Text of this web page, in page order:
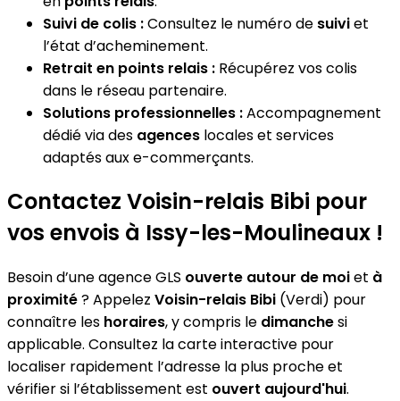
Suivi de colis :Consultez le numéro de suiviet
l’état d’acheminement.
Retrait en points relais : Récupérez vos colis
dans le réseau partenaire.
Solutions professionnelles :Accompagnement
dédié via des agences locales et services
adaptés aux e-commerçants.
Contactez Voisin-relais Bibi pour
vos envois à Issy-les-Moulineaux !
Besoin d’une agence GLS ouverte autour de moiet à
proximité? Appelez Voisin-relais Bibi (Verdi) pour
connaître les horaires, y compris le dimanchesi
applicable. Consultez la carte interactive pour
localiser rapidement l’adresse la plus proche et
vérifier si l’établissement est ouvert aujourd'hui.